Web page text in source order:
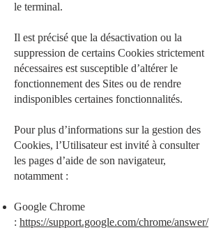
le terminal.
Il est précisé que la désactivation ou la
suppression de certains Cookies strictement
nécessaires est susceptible d’altérer le
fonctionnement des Sites ou de rendre
indisponibles certaines fonctionnalités.
Pour plus d’informations sur la gestion des
Cookies, l’Utilisateur est invité à consulter
les pages d’aide de son navigateur,
notamment :
Google Chrome
: https://support.google.com/chrome/answer/